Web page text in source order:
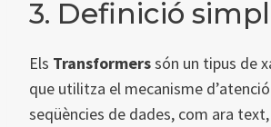
3. Definició
Els Transformerssón un tipus de
que utilitza el mecanisme
seqüències de dades, com ara